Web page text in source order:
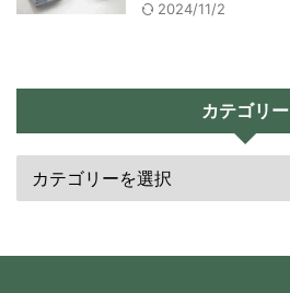
2024/11/2
カテゴリー